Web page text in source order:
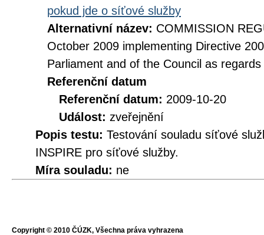
pokud jde o síťové služby
Alternativní název: COMMISSION
October 2009 implementing Directive
Parliament and of the Council as
Referenční datum
Referenční datum: 2009-10-20
Událost: zveřejnění
Popis testu: Testování souladu síťové
INSPIRE pro síťové služby.
Míra souladu: ne
Copyright © 2010 ČÚZK, Všechna práva vyhrazena